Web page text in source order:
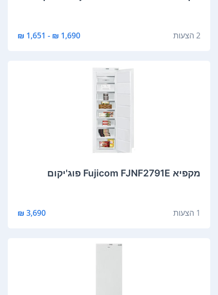
2 הצעות 1,690 ₪ - 1,651 ₪
מקפיא Fujicom FJNF2791E פוג'יקום
1 הצעות 3,690 ₪